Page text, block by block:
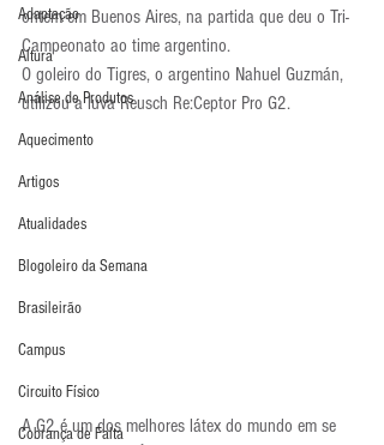
Adaptação
Altura
Análise de Produtos
Aquecimento
Artigos
Atualidades
Blogoleiro da Semana
Brasileirão
Campus
Circuito Físico
Cobrança de Falta
ontem em Buenos Aires, na partida que deu o Tri-
Campeonato ao time argentino.
O goleiro do Tigres, o argentino Nahuel Guzmán,
utilizou a luva Reusch Re:Ceptor Pro G2.
A G2 é um dos melhores látex do mundo em se